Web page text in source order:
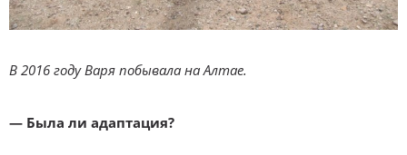
В 2016 году Варя побывала на Алтае.
— Была ли адаптация?